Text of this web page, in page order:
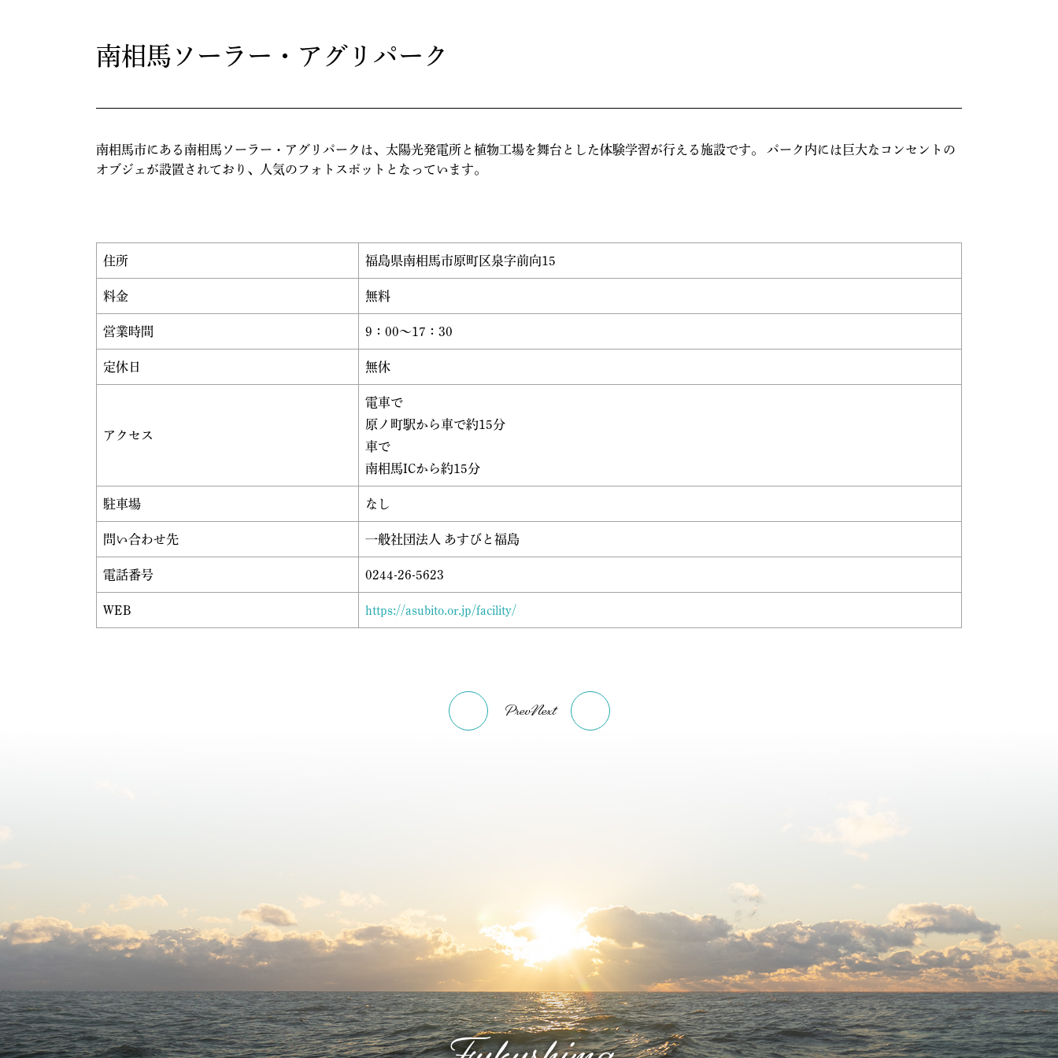
南相馬ソーラー・アグリパーク
南相馬市にある南相馬ソーラー・アグリパークは、太陽光発電所と植物工場を舞台とした体験学習が行える施設です。 パーク内には巨大なコンセントの
オブジェが設置されており、人気のフォトスポットとなっています。
住所 福島県南相馬市原町区泉字前向15
料金 無料
営業時間 9：00～17：30
定休日 無休
アクセス
電車で
原ノ町駅から車で約15分
車で
南相馬ICから約15分
駐車場 なし
問い合わせ先 一般社団法人 あすびと福島
電話番号 0244-26-5623
WEB https://asubito.or.jp/facility/
PrevNext